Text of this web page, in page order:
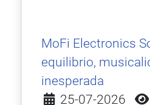
MoFi Electronics
equilibrio,
inesperada
Detalles
25-07-2026